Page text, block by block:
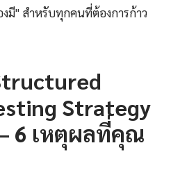
มี" สำหรับทุกคนที่ต้องการก้าว
Strategy
6 เหตุผลที่คุณ